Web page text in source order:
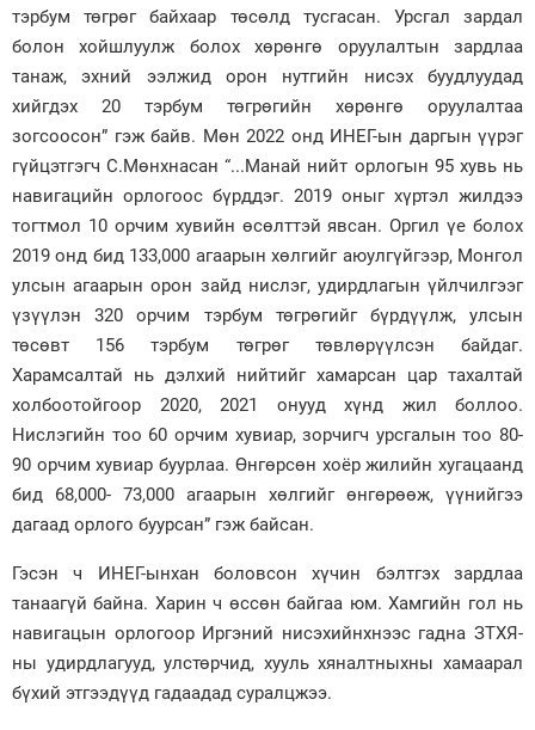
тэрбум төгрөг байхаар төсөлд тусгасан. Урсгал зардал
болон хойшлуулж болох хөрөнгө оруулалтын зардлаа
танаж, эхний ээлжид орон нутгийн нисэх буудлуудад
хийгдэх 20 тэрбум төгрөгийн хөрөнгө оруулалтаа
зогсоосон” гэж байв. Мөн 2022 онд ИНЕГ-ын даргын үүрэг
гүйцэтгэгч С.Мөнхнасан “...Манай нийт орлогын 95 хувь нь
навигацийн орлогоос бүрддэг. 2019 оныг хүртэл жилдээ
тогтмол 10 орчим хувийн өсөлттэй явсан. Оргил үе болох
2019 онд бид 133,000 агаарын хөлгийг аюулгүйгээр, Монгол
улсын агаарын орон зайд нислэг, удирдлагын үйлчилгээг
үзүүлэн 320 орчим тэрбум төгрөгийг бүрдүүлж, улсын
төсөвт 156 тэрбум төгрөг төвлөрүүлсэн байдаг.
Харамсалтай нь дэлхий нийтийг хамарсан цар тахалтай
холбоотойгоор 2020, 2021 онууд хүнд жил боллоо.
Нислэгийн тоо 60 орчим хувиар, зорчигч урсгалын тоо 80-
90 орчим хувиар буурлаа. Өнгөрсөн хоёр жилийн хугацаанд
бид 68,000- 73,000 агаарын хөлгийг өнгөрөөж, үүнийгээ
дагаад орлого буурсан” гэж байсан.
Гэсэн ч ИНЕГ-ынхан боловсон хүчин бэлтгэх зардлаа
танаагүй байна. Харин ч өссөн байгаа юм. Хамгийн гол нь
навигацын орлогоор Иргэний нисэхийнхнээс гадна ЗТХЯ-
ны удирдлагууд, улстөрчид, хууль хяналтныхны хамаарал
бүхий этгээдүүд гадаадад суралцжээ.